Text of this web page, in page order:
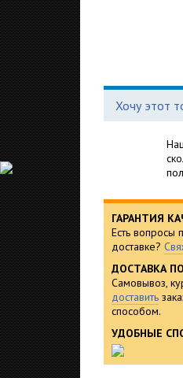
Хочу этот
ГАРАНТИЯ
Есть вопросы
доставке?
ДОСТАВКА
Самовывоз,
доставить
способом.
УДОБНЫЕ